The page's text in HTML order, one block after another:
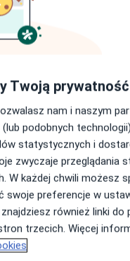
Twoją prywatność
nam i naszym
podobnych
statystycznych i
zwyczaje przeglądania
W każdej chwili możesz
swoje preferencje w
również linki do
trzecich. Więcej